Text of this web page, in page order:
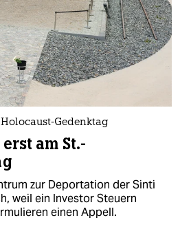
Gedenktag
am St.-
zur Deportation der Sinti
weil ein Investor Steuern
einen Appell.